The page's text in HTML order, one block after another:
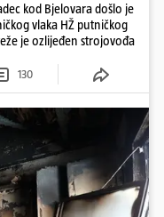
kod Bjelovara došlo je
vlaka HŽ putničkog
je ozlijeđen strojovođa
130